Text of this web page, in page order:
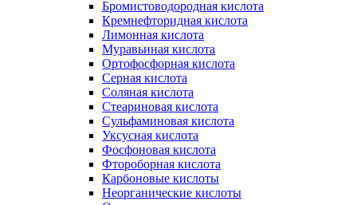
Бромистоводородная кислота
Кремнефторидная кислота
Лимонная кислота
Муравьиная кислота
Ортофосфорная кислота
Серная кислота
Соляная кислота
Стеариновая кислота
Сульфаминовая кислота
Уксусная кислота
Фосфоновая кислота
Фтороборная кислота
Карбоновые кислоты
Неорганические кислоты